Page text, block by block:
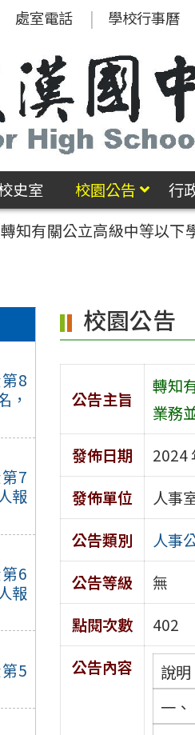
處室電話 學校行事曆
史室 校園公告 行
轉知有關公立高級中等以下
8
，
7
報
6
報
5
校園公告
公告主旨
轉知
業務
發佈日期
2024
發佈單位
人事
公告類別
人事
公告等級
無
點閱次數
402
公告內容
說明
一、